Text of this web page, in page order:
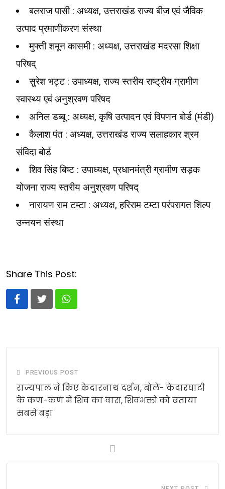
बलराज पासी : अध्यक्ष, उत्तराखंड राज्य बीज एवं जैविक
उत्पाद प्रमाणीकरण संस्था
मुफ्ती शमून कासमी : अध्यक्ष, उत्तराखंड मदरसा शिक्षा
परिषद्
सुरेश भट्ट : उपाध्यक्ष, राज्य स्तरीय राष्ट्रीय ग्रामीण
स्वास्थ्य एवं अनुश्रवण परिषद
अनिल डब्बू : अध्यक्ष, कृषि उत्पादन एवं विपणन बोर्ड (मंडी)
कैलाश पंत : अध्यक्ष, उत्तराखंड राज्य सलाहकार श्रम
संविदा बोर्ड
शिव सिंह बिष्ट : उपाध्यक्ष, प्रधानमंत्री ग्रामीण सड़क
योजना राज्य स्तरीय अनुश्रवण परिषद्
नारायण राम टम्टा : अध्यक्ष, हरिराम टम्टा परंपरागत शिल्प
उन्नयन संस्था
Share This Post:
Whatsapp
PREVIOUS POST
राज्यपाल ने किए केदारनाथ दर्शन, बोले- केदारघाटी
के कण-कण में शिव का वास, शिवभक्तों को बताया
सबसे बड़ा